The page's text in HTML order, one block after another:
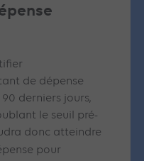
de dépense
derniers jours,
le seuil pré-
donc atteindre
pour